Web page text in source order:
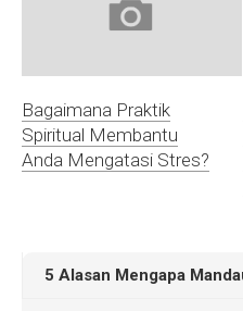
Bagaimana Praktik
Spiritual Membantu
Anda Mengatasi Stres?